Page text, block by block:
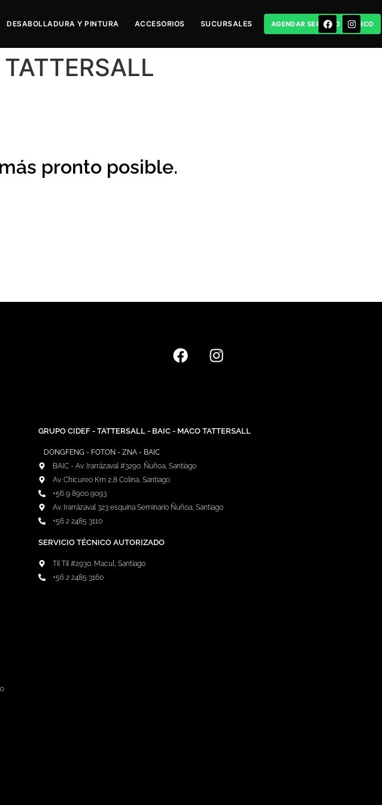
DESABOLLADURA Y PINTURA ACCESORIOS SUCURSALES AGENDAR SERVICIO TÉCNICO
pronto posible.
GRUPO CIDEF - TATTERSALL - BAIC - MACO TATTERSALL
DONGFENG - FOTON - ZNA - BAIC
BAIC - Av. Irarrázaval #3290. Ñuñoa, Santiago
Av. Chicureo Km 2,8 Colina, Santiago
+56 9 8900 9093
Av. Irarrázaval 323 esquina Seminario Ñuñoa, Santiago
+56 2 2485 3110
SERVICIO TÉCNICO AUTORIZADO
Til Til #2930. Macul, Santiago
+56 2 2485 3160